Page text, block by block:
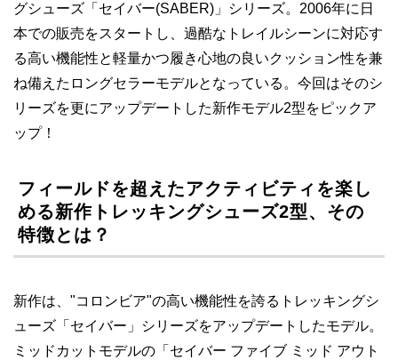
グシューズ「セイバー(SABER)」シリーズ。2006年に日
本での販売をスタートし、過酷なトレイルシーンに対応す
る高い機能性と軽量かつ履き心地の良いクッション性を兼
ね備えたロングセラーモデルとなっている。今回はそのシ
リーズを更にアップデートした新作モデル2型をピックア
ップ！
フィールドを超えたアクティビティを楽し
める新作トレッキングシューズ2型、その
特徴とは？
新作は、"コロンビア"の高い機能性を誇るトレッキングシ
ューズ「セイバー」シリーズをアップデートしたモデル。
ミッドカットモデルの「セイバー ファイブ ミッド アウト